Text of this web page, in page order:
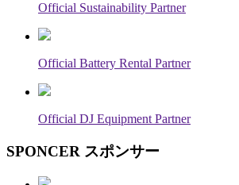
Official Sustainability Partner
Official Battery Rental Partner
Official DJ Equipment Partner
SPONCER スポンサー